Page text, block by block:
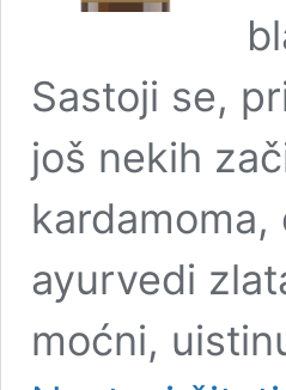
Sastoji se,
još nekih
ayurvedi
moćni,